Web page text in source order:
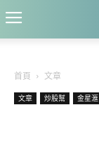
首頁 文章
文章 炒股幫 金星滙